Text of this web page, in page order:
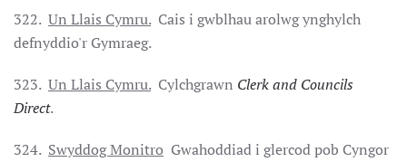
322. Un Llais Cymru.Cais i gwblhau arolwg ynghylch
defnyddio'r Gymraeg.
323. Un Llais Cymru.Cylchgrawn Clerk and Councils
Direct.
324. Swyddog Monitro Gwahoddiad i glercod pob Cyngor